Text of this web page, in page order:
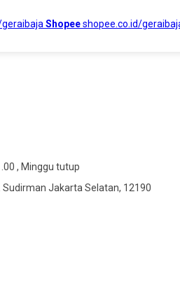
Shopeeshopee.co.id/
, Minggu tutup
Sudirman Jakarta Selatan, 12190